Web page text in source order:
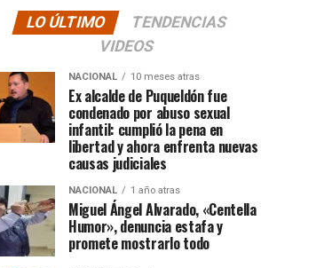
LO ÚLTIMO
TENDENCIAS
VIDEOS
NACIONAL 10 meses atras
Ex alcalde de Puqueldón fue
condenado por abuso sexual
infantil: cumplió la pena en
libertad y ahora enfrenta nuevas
causas judiciales
NACIONAL 1 año atras
Miguel Ángel Alvarado, «Centella
Humor», denuncia estafa y
promete mostrarlo todo